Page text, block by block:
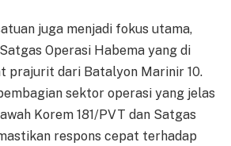
juga menjadi fokus utama,
Operasi Habema yang di
prajurit dari Batalyon Marinir 10.
sektor operasi yang jelas
Korem 181/PVT dan Satgas
respons cepat terhadap